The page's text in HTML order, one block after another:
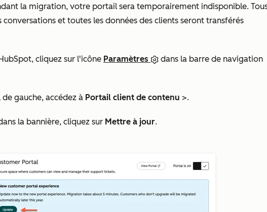
la migration, votre portail sera temporairement indisponible.
conversations et toutes les données des clients seront transférés
cliquez sur l'icône Paramètres
dans la barre de navigation
gauche, accédez à Portail client de contenu >.
la bannière, cliquez sur Mettre à jour.